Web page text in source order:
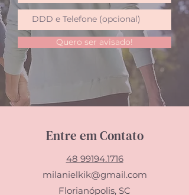
palmar na prática
Avaliação e suplementação de
vitaminas e minerais
Suplementação nutricional oral
Terapia Nutricional Enteral
Manejo nutricional nas demências
Cuidados paliativos na prática
Supervisão de casos clínicos (para
auxiliar no manejo de um caso novo
Consulte sobre a possibilidade de
abordar outros temas, de acordo com a
sua necessidade.
Após a mentoria é enviada uma síntese
Quero ser avisado!
Entre em Contato
48 99194.1716
milanielkik@gmail.com
Florianópolis, SC